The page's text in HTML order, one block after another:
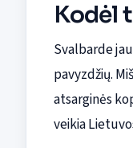
Kodėl
Svalbarde
pavyzdžių.
atsarginės
veikia